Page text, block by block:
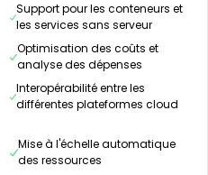
Support pour les conteneurs et
les services sans serveur
Optimisation des coûts et
analyse des dépenses
Interopérabilité entre les
différentes plateformes cloud
Mise à l'échelle automatique
des ressources